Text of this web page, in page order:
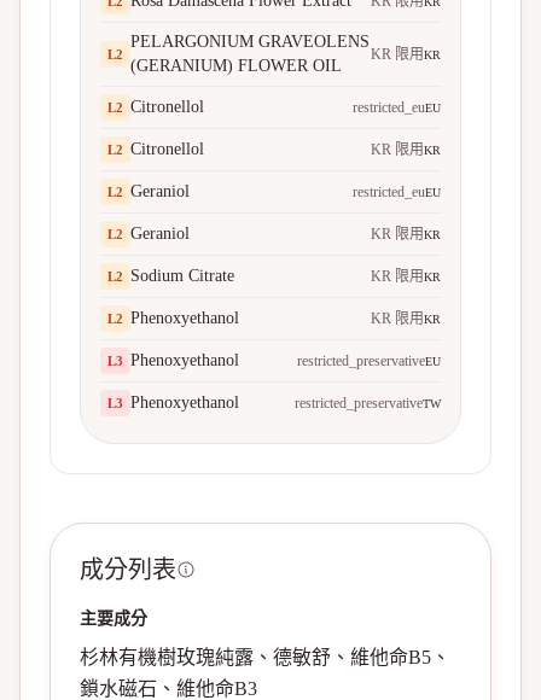
L2
PELARGONIUM GRAVEOLENS
(GERANIUM) FLOWER OIL
KR 限用KR
L2 Citronellol restricted_euEU
L2 Citronellol KR 限用KR
L2 Geraniol restricted_euEU
L2 Geraniol KR 限用KR
L2 Sodium Citrate KR 限用KR
L2 Phenoxyethanol KR 限用KR
L3 Phenoxyethanol restricted_preservativeEU
L3 Phenoxyethanol restricted_preservativeTW
成分列表
主要成分
杉林有機樹玫瑰純露、德敏舒、維他命B5、
鎖水磁石、維他命B3